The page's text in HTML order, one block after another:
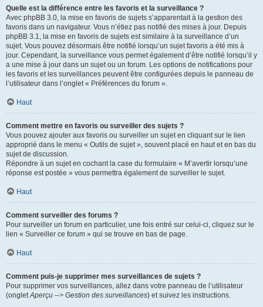
Quelle est la différence entre les favoris et la surveillance ?
Avec phpBB 3.0, la mise en favoris de sujets s’apparentait à la gestion des
favoris dans un navigateur. Vous n’étiez pas notifié des mises à jour. Depuis
phpBB 3.1, la mise en favoris de sujets est similaire à la surveillance d’un
sujet. Vous pouvez désormais être notifié lorsqu’un sujet favoris a été mis à
jour. Cependant, la surveillance vous permet également d’être notifié lorsqu’il y
a une mise à jour dans un sujet ou un forum. Les options de notifications pour
les favoris et les surveillances peuvent être configurées depuis le panneau de
l’utilisateur dans l’onglet « Préférences du forum ».
Haut
Comment mettre en favoris ou surveiller des sujets ?
Vous pouvez ajouter aux favoris ou surveiller un sujet en cliquant sur le lien
approprié dans le menu « Outils de sujet », souvent placé en haut et en bas du
sujet de discussion.
Répondre à un sujet en cochant la case du formulaire « M’avertir lorsqu’une
réponse est postée » vous permettra également de surveiller le sujet.
Haut
Comment surveiller des forums ?
Pour surveiller un forum en particulier, une fois entré sur celui-ci, cliquez sur le
lien « Surveiller ce forum » qui se trouve en bas de page.
Haut
Comment puis-je supprimer mes surveillances de sujets ?
Pour supprimer vos surveillances, allez dans votre panneau de l’utilisateur
(ongletAperçu --> Gestion des surveillances) et suivez les instructions.